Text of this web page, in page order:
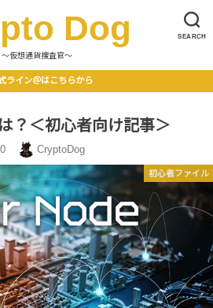
SEARCH
Dog
〜仮想通貨捜査官〜
ライン＠はこちらから
？＜初心者向け記事＞
CryptoDog
初心者ファイル